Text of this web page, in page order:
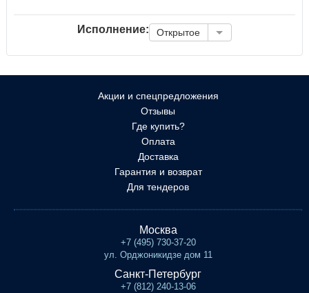
Исполнение: Открытое
Акции и спецпредложения
Отзывы
Где купить?
Оплата
Доставка
Гарантия и возврат
Для тендеров
Москва
+7 (495) 730-37-20
ул. Орджоникидзе дом 11
Санкт-Петербург
+7 (812) 240-13-06